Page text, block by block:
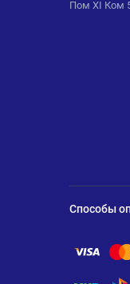
Пом XI Ком
Способы
Помощь